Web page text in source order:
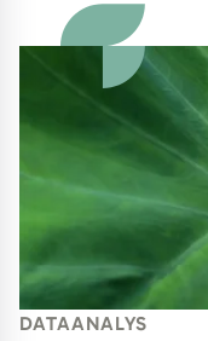
DATAANALYS